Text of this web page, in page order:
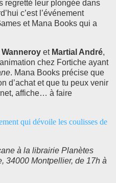
regretté leur plongée dans
c’est l’événement
et Mana Books qui a
et Martial André,
chez Fortiche ayant
. Mana Books précise que
d’achat et que tu peux venir
affiche… à faire
qui dévoile les coulisses de
à la librairie Planètes
34000 Montpellier, de 17h à